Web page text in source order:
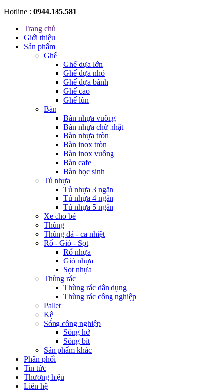
Hotline : 0944.185.581
Trang chủ
Giới thiệu
Sản phẩm
Ghế
Ghế dựa lớn
Ghế dựa nhỏ
Ghế dựa bành
Ghế cao
Ghế lùn
Bàn
Bàn nhựa vuông
Bàn nhựa chữ nhật
Bàn nhựa tròn
Bàn inox tròn
Bàn inox vuông
Bàn cafe
Bàn học sinh
Tủ nhựa
Tủ nhựa 3 ngăn
Tủ nhựa 4 ngăn
Tủ nhựa 5 ngăn
Xe cho bé
Thùng
Thùng đá - ca nhiệt
Rổ - Giỏ - Sọt
Rổ nhựa
Giỏ nhựa
Sọt nhựa
Thùng rác
Thùng rác dân dụng
Thùng rác công nghiệp
Pallet
Kệ
Sóng công nghiệp
Sóng hở
Sóng bít
Sản phẩm khác
Phân phối
Tin tức
Thương hiệu
Liên hệ